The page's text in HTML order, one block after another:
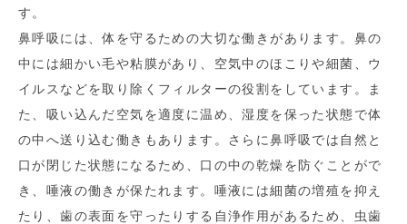
す。
鼻呼吸には、体を守るための大切な働きがあります。鼻の
中には細かい毛や粘膜があり、空気中のほこりや細菌、ウ
イルスなどを取り除くフィルターの役割をしています。ま
た、吸い込んだ空気を適度に温め、湿度を保った状態で体
の中へ送り込む働きもあります。さらに鼻呼吸では自然と
口が閉じた状態になるため、口の中の乾燥を防ぐことがで
き、唾液の働きが保たれます。唾液には細菌の増殖を抑え
たり、歯の表面を守ったりする自浄作用があるため、虫歯